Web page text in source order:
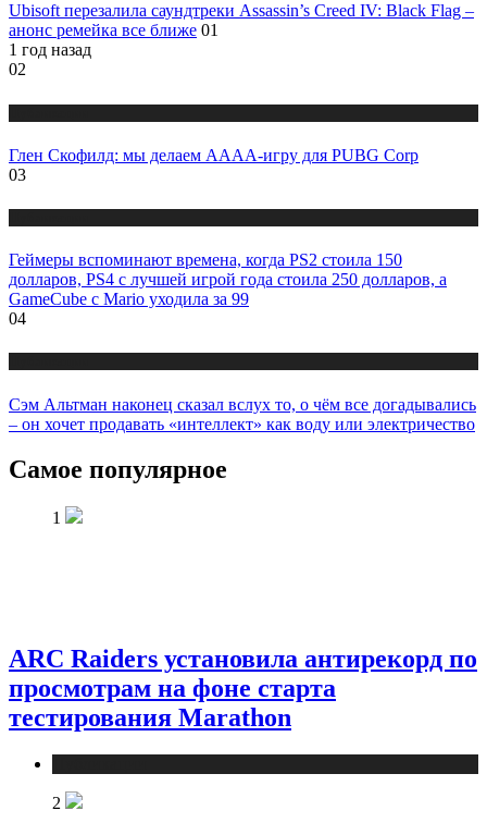
Ubisoft перезалила саундтреки Assassin’s Creed IV: Black Flag –
анонс ремейка все ближе 01
1 год назад
02
Глен Скофилд: мы делаем АААА-игру для PUBG Corp
03
Геймеры вспоминают времена, когда PS2 стоила 150
долларов, PS4 с лучшей игрой года стоила 250 долларов, а
GameCube с Mario уходила за 99
04
Сэм Альтман наконец сказал вслух то, о чём все догадывались
– он хочет продавать «интеллект» как воду или электричество
Самое популярное
1
ARC Raiders установила антирекорд по
просмотрам на фоне старта
тестирования Marathon
2